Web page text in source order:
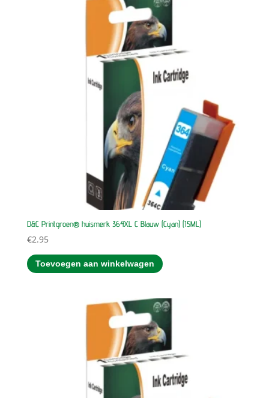
D&C Printgroen® huismerk 364XL C Blauw (Cyan) (15ML)
€2.95
Toevoegen aan winkelwagen